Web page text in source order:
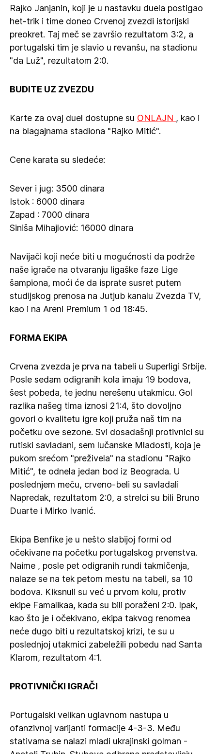
Rajko Janjanin, koji je u nastavku duela postigao
het-trik i time doneo Crvenoj zvezdi istorijski
preokret. Taj meč se završio rezultatom 3:2, a
portugalski tim je slavio u revanšu, na stadionu
"da Luž", rezultatom 2:0.
BUDITE UZ ZVEZDU
Karte za ovaj duel dostupne su ONLAJN , kao i
na blagajnama stadiona "Rajko Mitić".
Cene karata su sledeće:
Sever i jug: 3500 dinara
Istok : 6000 dinara
Zapad : 7000 dinara
Siniša Mihajlović: 16000 dinara
Navijači koji neće biti u mogućnosti da podrže
naše igrače na otvaranju ligaške faze Lige
šampiona, moći će da isprate susret putem
studijskog prenosa na Jutjub kanalu Zvezda TV,
kao i na Areni Premium 1 od 18:45.
FORMA EKIPA
Crvena zvezda je prva na tabeli u Superligi Srbije.
Posle sedam odigranih kola imaju 19 bodova,
šest pobeda, te jednu nerešenu utakmicu. Gol
razlika našeg tima iznosi 21:4, što dovoljno
govori o kvalitetu igre koji pruža naš tim na
početku ove sezone. Svi dosadašnji protivnici su
rutiski savladani, sem lučanske Mladosti, koja je
pukom srećom "preživela" na stadionu "Rajko
Mitić", te odnela jedan bod iz Beograda. U
poslednjem meču, crveno-beli su savladali
Napredak, rezultatom 2:0, a strelci su bili Bruno
Duarte i Mirko Ivanić.
Ekipa Benfike je u nešto slabijoj formi od
očekivane na početku portugalskog prvenstva.
Naime , posle pet odigranih rundi takmičenja,
nalaze se na tek petom mestu na tabeli, sa 10
bodova. Kiksnuli su već u prvom kolu, protiv
ekipe Famalikaa, kada su bili poraženi 2:0. Ipak,
kao što je i očekivano, ekipa takvog renomea
neće dugo biti u rezultatskoj krizi, te su u
poslednjoj utakmici zabeležili pobedu nad Santa
Klarom, rezultatom 4:1.
PROTIVNIČKI IGRAČI
Portugalski velikan uglavnom nastupa u
ofanzivnoj varijanti formacije 4-3-3. Među
stativama se nalazi mladi ukrajinski golman -